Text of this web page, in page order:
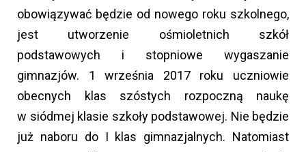
obowiązywać będzie od nowego roku szkolnego,
jest utworzenie ośmioletnich szkół
podstawowych i stopniowe wygaszanie
gimnazjów. 1 września 2017 roku uczniowie
obecnych klas szóstych rozpoczną naukę
w siódmej klasie szkoły podstawowej. Nie będzie
już naboru do I klas gimnazjalnych. Natomiast